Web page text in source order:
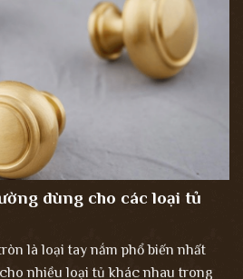
dùng cho các loại tủ
là loại tay nắm phổ biến nhất
nhiều loại tủ khác nhau trong